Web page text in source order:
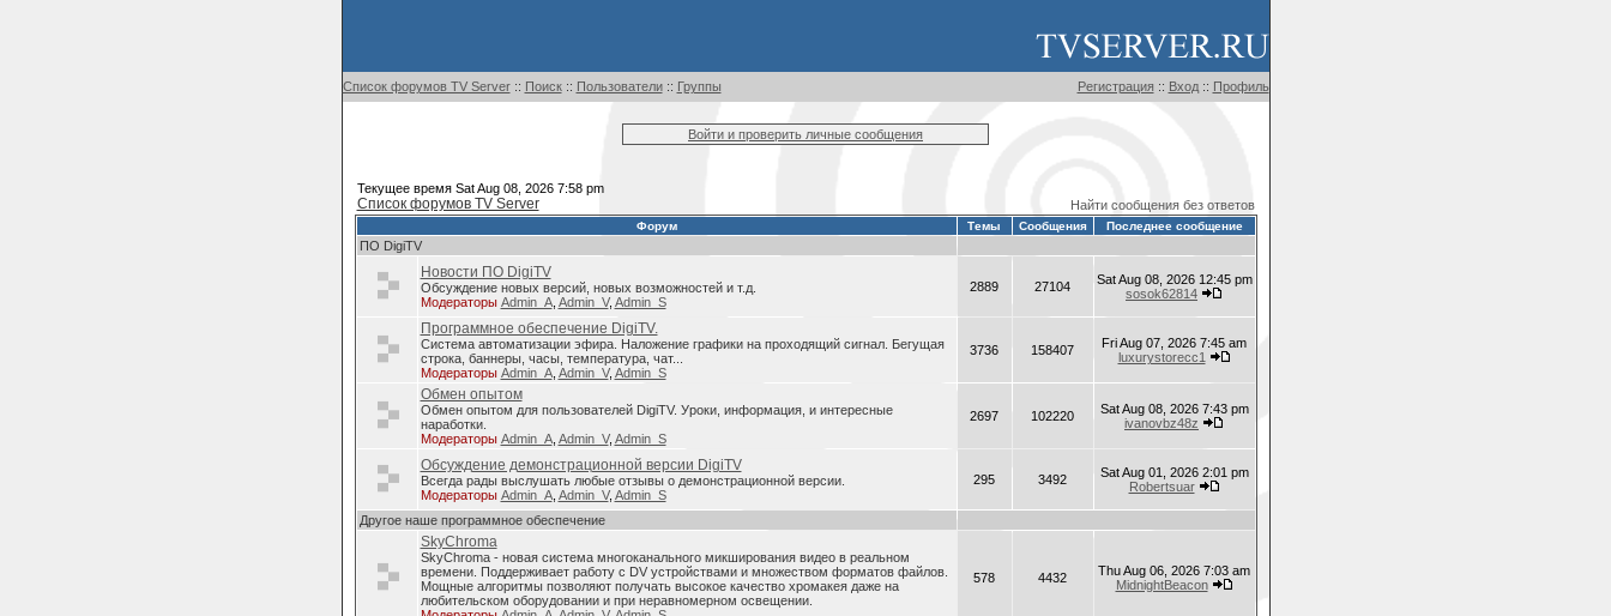
Список форумов TV Server:: Поиск:: Пользователи:: Группы Регистрация :: Вход:: Профиль
Войти и проверить личные сообщения
Текущее время Sat Aug 08, 2026 7:58 pm
Список форумов TV Server Найти сообщения без ответов
Форум Темы Сообщения Последнее сообщение
ПО DigiTV
Новости ПО DigiTV
Обсуждение новых версий, новых возможностей и т.д.
Модераторы Admin_A, Admin_V, Admin_S
2889 27104
Sat Aug 08, 2026 12:45 pm
sosok62814
Программное обеспечение DigiTV.
Система автоматизации эфира. Наложение графики на проходящий сигнал. Бегущая
строка, баннеры, часы, температура, чат...
Модераторы Admin_A, Admin_V, Admin_S
3736 158407
Fri Aug 07, 2026 7:45 am
luxurystorecc1
Обмен опытом
Обмен опытом для пользователей DigiTV. Уроки, информация, и интересные
наработки.
Модераторы Admin_A, Admin_V, Admin_S
2697 102220
Sat Aug 08, 2026 7:43 pm
ivanovbz48z
Обсуждение демонстрационной версии DigiTV
Всегда рады выслушать любые отзывы о демонстрационной версии.
Модераторы Admin_A, Admin_V, Admin_S
295 3492
Sat Aug 01, 2026 2:01 pm
Robertsuar
Другое наше программное обеспечение
SkyChroma
SkyChroma - новая система многоканального микширования видео в реальном
времени. Поддерживает работу с DV устройствами и множеством форматов файлов.
Мощные алгоритмы позволяют получать высокое качество хромакея даже на
любительском оборудовании и при неравномерном освещении.
578 4432
Thu Aug 06, 2026 7:03 am
MidnightBeacon